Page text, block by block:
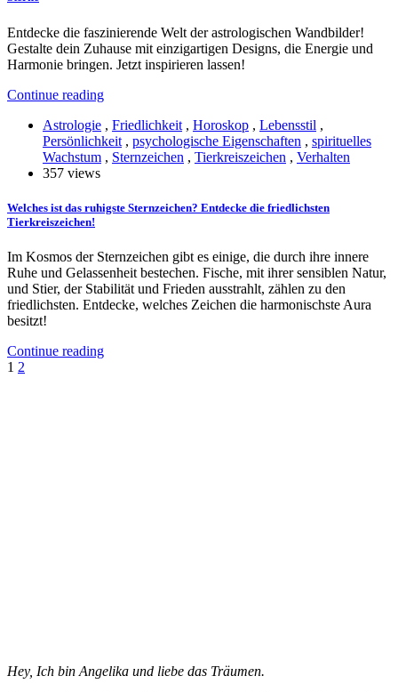
Entdecke die faszinierende Welt der astrologischen Wandbilder!
Gestalte dein Zuhause mit einzigartigen Designs, die Energie und
Harmonie bringen. Jetzt inspirieren lassen!
Continue reading
Astrologie , Friedlichkeit , Horoskop , Lebensstil ,
Persönlichkeit , psychologische Eigenschaften , spirituelles
Wachstum , Sternzeichen , Tierkreiszeichen , Verhalten
357 views
Welches ist das ruhigste Sternzeichen? Entdecke die friedlichsten
Tierkreiszeichen!
Im Kosmos der Sternzeichen gibt es einige, die durch ihre innere
Ruhe und Gelassenheit bestechen. Fische, mit ihrer sensiblen Natur,
und Stier, der Stabilität und Frieden ausstrahlt, zählen zu den
friedlichsten. Entdecke, welches Zeichen die harmonischste Aura
besitzt!
Continue reading
Seitennummerierung
1 2
Hey, Ich bin Angelika und liebe das Träumen.